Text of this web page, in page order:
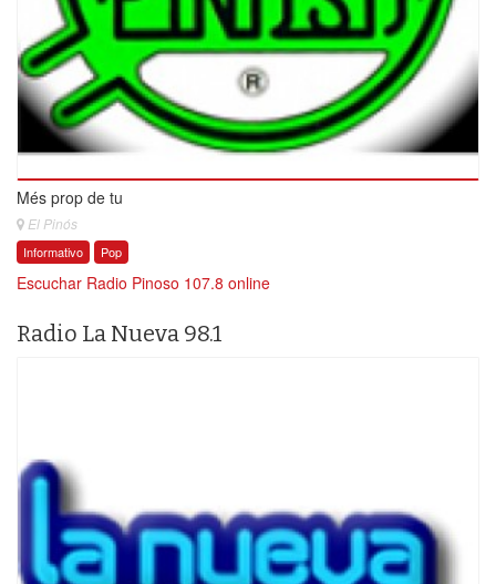
Més prop de tu
El Pinós
Informativo Pop
Escuchar Radio Pinoso 107.8 online
Radio La Nueva 98.1